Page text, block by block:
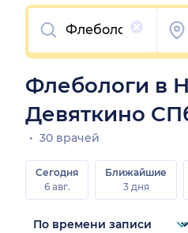
Очистить
Флебологи в
Девяткино
30 врачей
Сегодня
6 авг.
Ближайшие
3 дня